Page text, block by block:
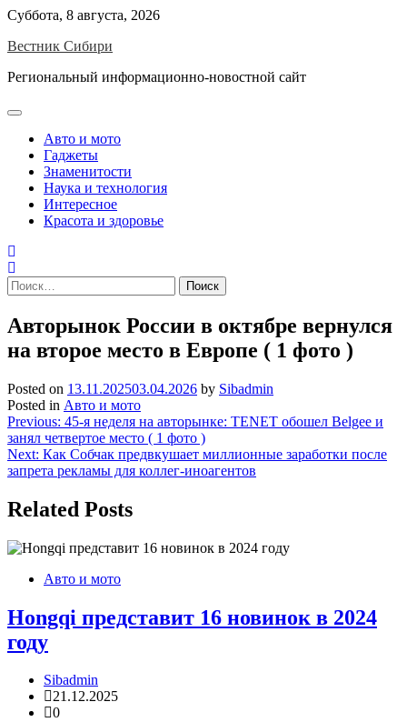
Skip
content
Суббота, 8 августа, 2026
Вестник Сибири
Региональный информационно-новостной сайт
Авто и мото
Гаджеты
Знаменитости
Наука и технология
Интересное
Красота и здоровье
Найти:
Авторынок России в октябре вернулся
на второе место в Европе ( 1 фото )
Posted on 13.11.202503.04.2026 by Sibadmin
Posted in Авто и мото
Навигация
по
записям
Previous: 45-я неделя на авторынке: TENET обошел Belgee и
занял четвертое место ( 1 фото )
Next: Как Собчак предвкушает миллионные заработки после
запрета рекламы для коллег-иноагентов
Related Posts
Авто и мото
Hongqi представит 16 новинок в 2024
году
Sibadmin
21.12.2025
0